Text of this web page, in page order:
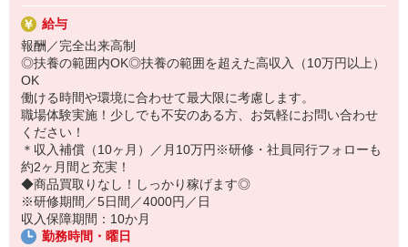
特に扶養範囲外でしっかり稼ぎたい方には最適なエリアをご用意し
ます。
もちろんバランスよく働きたい方もご相談ください。
〜ヤクルトスタッフの1日〜
2児の母として仕事と家庭の両立をしているHさん。
実際のワークスタイルを、一例としてご紹介いたします！
※時間は地域によって異なります。
8:10 保育所にお子さまをお預け
8:20 宅配センターに到着、お届けの準備
8:30 朝礼が終わったら出発
13:00 お届け修了、翌日準備、集計作業
14:30お仕事修了
保育所にお子さまを迎えに行って帰宅
給与
報酬／完全出来高制
◎扶養の範囲内OK◎扶養の範囲を超えた高収入（10万円以上）
OK
働ける時間や環境に合わせて最大限に考慮します。
職場体験実施！少しでも不安のある方、お気軽にお問い合わせ
ください！
＊収入補償（10ヶ月）／月10万円※研修・社員同行フォローも
約2ヶ月間と充実！
◆商品買取りなし！しっかり稼げます◎
※研修期間／5日間／4000円／日
収入保障期間：10か月
勤務時間・曜日